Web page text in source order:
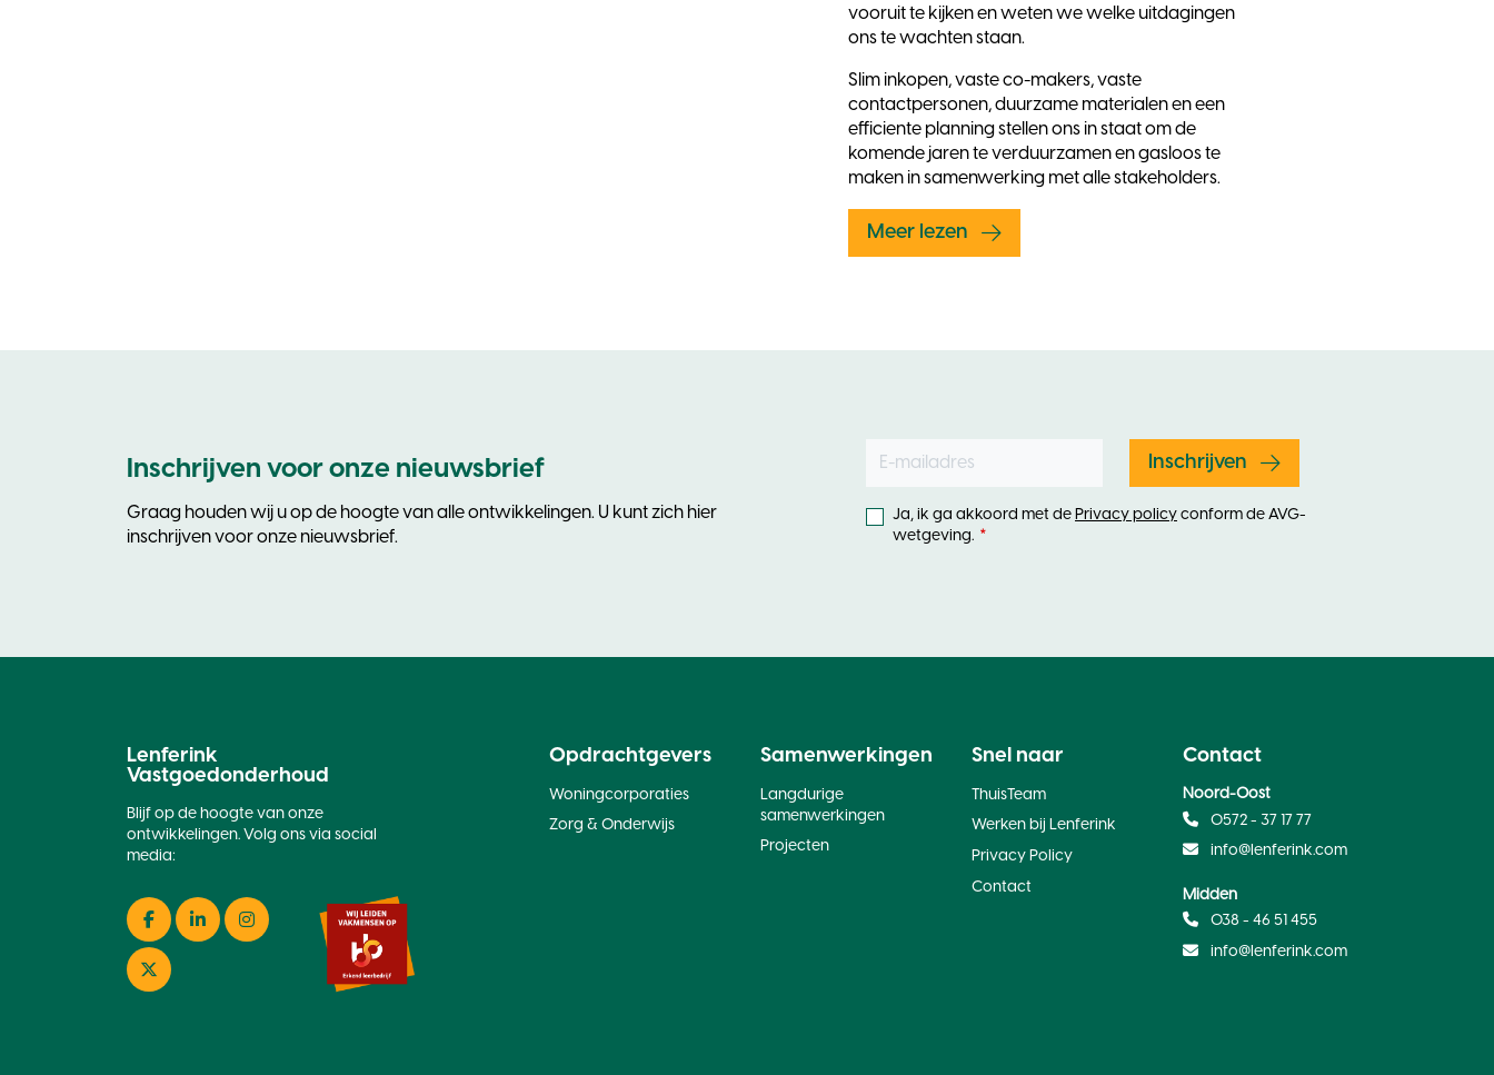
vooruit te kijken en weten we welke uitdagingen
ons te wachten staan.
Slim inkopen, vaste co-makers, vaste
contactpersonen, duurzame materialen en een
efficiente planning stellen ons in staat om de
komende jaren te verduurzamen en gasloos te
maken in samenwerking met alle stakeholders.
Meer lezen
Inschrijven voor onze nieuwsbrief
Graag houden wij u op de hoogte van alle ontwikkelingen. U kunt zich hier
inschrijven voor onze nieuwsbrief.
Leave
blank
Inschrijven
Ja, ik ga akkoord met de Privacy policyconform de AVG-
wetgeving.
Lenferink
Vastgoedonderhoud
Blijf op de hoogte van onze
ontwikkelingen. Volg ons via social
media:
Facebook
LinkedInInstagram
Twitter
Opdrachtgevers
Woningcorporaties
Zorg & Onderwijs
Samenwerkingen
Langdurige
samenwerkingen
Projecten
Snel naar
ThuisTeam
Werken bij Lenferink
Privacy Policy
Contact
Contact
Noord-Oost
0572 - 37 17 77
info@lenferink.com
Midden
038 - 46 51 455
info@lenferink.com